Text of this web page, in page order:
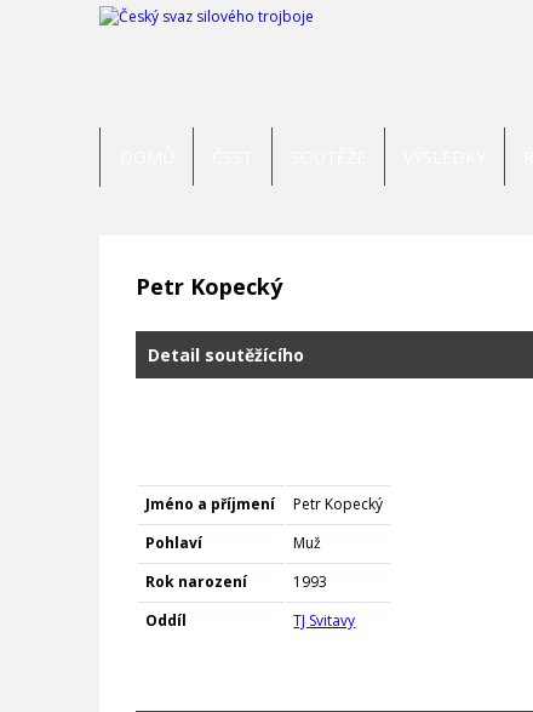
Petr Kopecký
Detail soutěžícího
Jméno a příjmení
Petr Kopecký
Pohlaví
Muž
Rok narození
1993
Oddíl
TJ Svitavy